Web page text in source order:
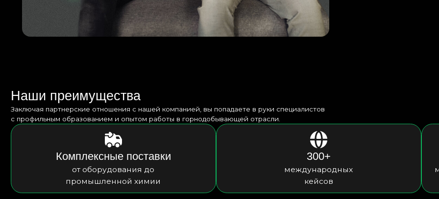
Комплексные поставки 300+
Сертификаты